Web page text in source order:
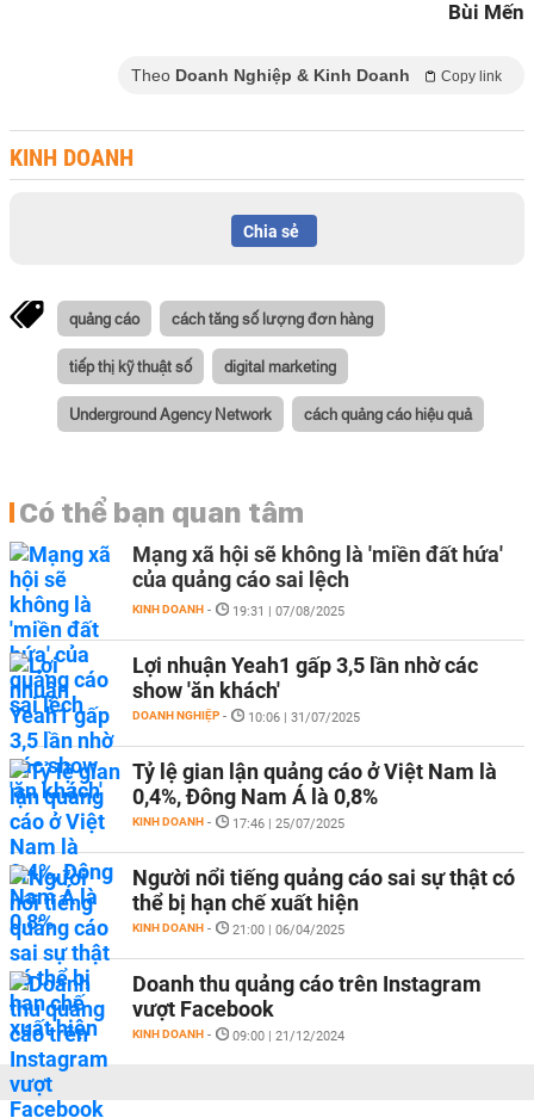
Bùi Mến
Theo Doanh Nghiệp & Kinh Doanh Copy link
KINH DOANH
Chia sẻ
quảng cáo cách tăng số lượng đơn hàng
tiếp thị kỹ thuật số digital marketing
Underground Agency Network cách quảng cáo hiệu quả
Có thể bạn quan tâm
Mạng xã hội sẽ không là 'miền đất hứa'
của quảng cáo sai lệch
KINH DOANH - 19:31 | 07/08/2025
Lợi nhuận Yeah1 gấp 3,5 lần nhờ các
show 'ăn khách'
DOANH NGHIỆP - 10:06 | 31/07/2025
Tỷ lệ gian lận quảng cáo ở Việt Nam là
0,4%, Đông Nam Á là 0,8%
KINH DOANH - 17:46 | 25/07/2025
Người nổi tiếng quảng cáo sai sự thật có
thể bị hạn chế xuất hiện
KINH DOANH - 21:00 | 06/04/2025
Doanh thu quảng cáo trên Instagram
vượt Facebook
KINH DOANH - 09:00 | 21/12/2024